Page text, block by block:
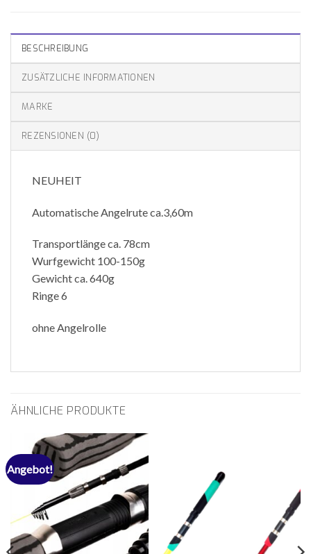
BESCHREIBUNG
ZUSÄTZLICHE INFORMATIONEN
MARKE
REZENSIONEN (0)
NEUHEIT
Automatische Angelrute ca.3,60m
Transportlänge ca. 78cm
Wurfgewicht 100-150g
Gewicht ca. 640g
Ringe 6
ohne Angelrolle
ÄHNLICHE PRODUKTE
Angebot!